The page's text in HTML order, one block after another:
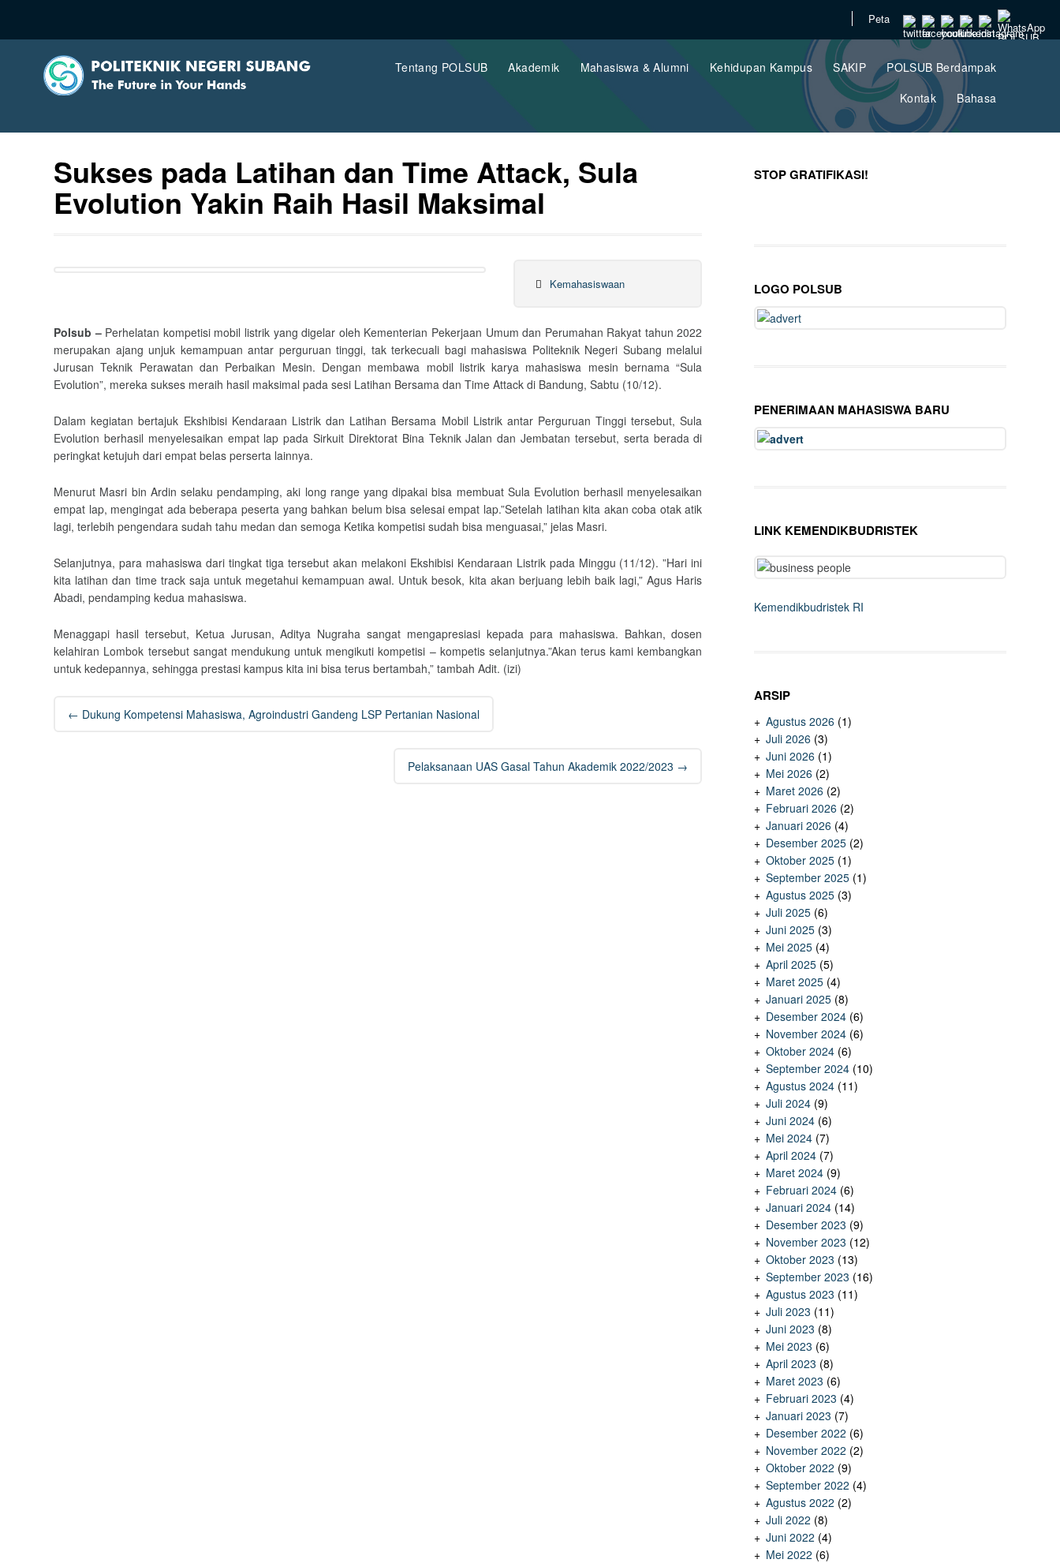
Peta
Tentang POLSUB Akademik Mahasiswa & Alumni Kehidupan Kampus SAKIP
POLSUB Berdampak
Kontak
Bahasa
Sukses pada Latihan dan Time Attack, Sula
Evolution Yakin Raih Hasil Maksimal
Kemahasiswaan
Polsub – Perhelatan kompetisi mobil listrik yang digelar oleh Kementerian Pekerjaan Umum dan Perumahan Rakyat tahun 2022
merupakan ajang unjuk kemampuan antar perguruan tinggi, tak terkecuali bagi mahasiswa Politeknik Negeri Subang melalui
Jurusan Teknik Perawatan dan Perbaikan Mesin. Dengan membawa mobil listrik karya mahasiswa mesin bernama “Sula
Evolution”, mereka sukses meraih hasil maksimal pada sesi Latihan Bersama dan Time Attack di Bandung, Sabtu (10/12).
Dalam kegiatan bertajuk Ekshibisi Kendaraan Listrik dan Latihan Bersama Mobil Listrik antar Perguruan Tinggi tersebut, Sula
Evolution berhasil menyelesaikan empat lap pada Sirkuit Direktorat Bina Teknik Jalan dan Jembatan tersebut, serta berada di
peringkat ketujuh dari empat belas perserta lainnya.
Menurut Masri bin Ardin selaku pendamping, aki long range yang dipakai bisa membuat Sula Evolution berhasil menyelesaikan
empat lap, mengingat ada beberapa peserta yang bahkan belum bisa selesai empat lap.”Setelah latihan kita akan coba otak atik
lagi, terlebih pengendara sudah tahu medan dan semoga Ketika kompetisi sudah bisa menguasai,” jelas Masri.
Selanjutnya, para mahasiswa dari tingkat tiga tersebut akan melakoni Ekshibisi Kendaraan Listrik pada Minggu (11/12). ”Hari ini
kita latihan dan time track saja untuk megetahui kemampuan awal. Untuk besok, kita akan berjuang lebih baik lagi,” Agus Haris
Abadi, pendamping kedua mahasiswa.
Menaggapi hasil tersebut, Ketua Jurusan, Aditya Nugraha sangat mengapresiasi kepada para mahasiswa. Bahkan, dosen
kelahiran Lombok tersebut sangat mendukung untuk mengikuti kompetisi – kompetis selanjutnya.”Akan terus kami kembangkan
untuk kedepannya, sehingga prestasi kampus kita ini bisa terus bertambah,” tambah Adit. (izi)
Post
navigation
← Dukung Kompetensi Mahasiswa, Agroindustri Gandeng LSP Pertanian Nasional
Pelaksanaan UAS Gasal Tahun Akademik 2022/2023 →
STOP GRATIFIKASI!
LOGO POLSUB
PENERIMAAN MAHASISWA BARU
LINK KEMENDIKBUDRISTEK
Kemendikbudristek RI
ARSIP
Agustus 2026 (1)
Juli 2026 (3)
Juni 2026 (1)
Mei 2026 (2)
Maret 2026 (2)
Februari 2026 (2)
Januari 2026 (4)
Desember 2025 (2)
Oktober 2025 (1)
September 2025 (1)
Agustus 2025 (3)
Juli 2025 (6)
Juni 2025 (3)
Mei 2025 (4)
April 2025 (5)
Maret 2025 (4)
Januari 2025 (8)
Desember 2024 (6)
November 2024 (6)
Oktober 2024 (6)
September 2024 (10)
Agustus 2024 (11)
Juli 2024 (9)
Juni 2024 (6)
Mei 2024 (7)
April 2024 (7)
Maret 2024 (9)
Februari 2024 (6)
Januari 2024 (14)
Desember 2023 (9)
November 2023 (12)
Oktober 2023 (13)
September 2023 (16)
Agustus 2023 (11)
Juli 2023 (11)
Juni 2023 (8)
Mei 2023 (6)
April 2023 (8)
Maret 2023 (6)
Februari 2023 (4)
Januari 2023 (7)
Desember 2022 (6)
November 2022 (2)
Oktober 2022 (9)
September 2022 (4)
Agustus 2022 (2)
Juli 2022 (8)
Juni 2022 (4)
Mei 2022 (6)